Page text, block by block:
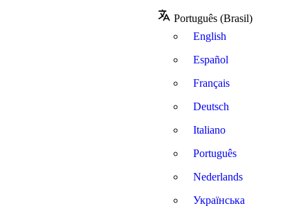
Português (Brasil)
English
Español
Français
Deutsch
Italiano
Português
Nederlands
Українська